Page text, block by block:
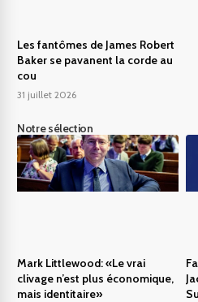
Les fantômes de James Robert
Baker se pavanent la corde au
cou
31 juillet 2026
Notre sélection
Mark Littlewood: «Le vrai
clivage n’est plus économique,
mais identitaire»